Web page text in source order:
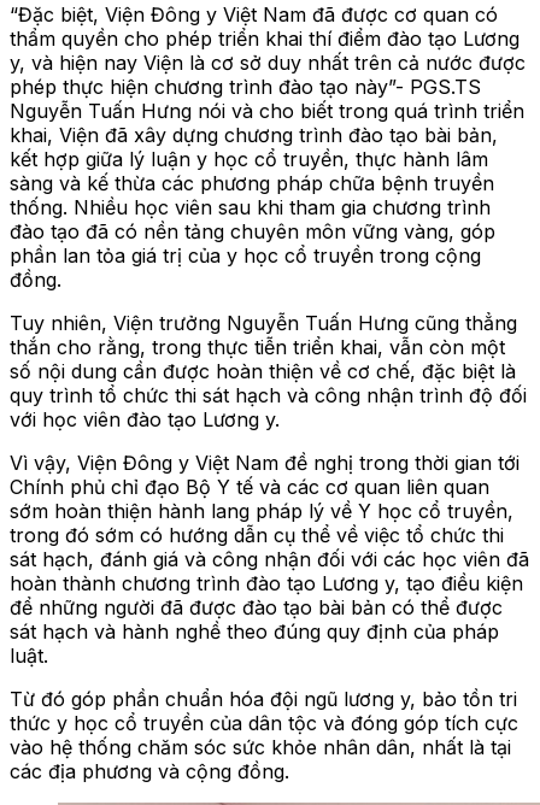
“Đặc biệt, Viện Đông y Việt Nam đã được cơ quan có
thẩm quyền cho phép triển khai thí điểm đào tạo Lương
y, và hiện nay Viện là cơ sở duy nhất trên cả nước được
phép thực hiện chương trình đào tạo này”- PGS.TS
Nguyễn Tuấn Hưng nói và cho biết trong quá trình triển
khai, Viện đã xây dựng chương trình đào tạo bài bản,
kết hợp giữa lý luận y học cổ truyền, thực hành lâm
sàng và kế thừa các phương pháp chữa bệnh truyền
thống. Nhiều học viên sau khi tham gia chương trình
đào tạo đã có nền tảng chuyên môn vững vàng, góp
phần lan tỏa giá trị của y học cổ truyền trong cộng
đồng.
Tuy nhiên, Viện trưởng Nguyễn Tuấn Hưng cũng thẳng
thắn cho rằng, trong thực tiễn triển khai, vẫn còn một
số nội dung cần được hoàn thiện về cơ chế, đặc biệt là
quy trình tổ chức thi sát hạch và công nhận trình độ đối
với học viên đào tạo Lương y.
Vì vậy, Viện Đông y Việt Nam đề nghị trong thời gian tới
Chính phủ chỉ đạo Bộ Y tế và các cơ quan liên quan
sớm hoàn thiện hành lang pháp lý về Y học cổ truyền,
trong đó sớm có hướng dẫn cụ thể về việc tổ chức thi
sát hạch, đánh giá và công nhận đối với các học viên đã
hoàn thành chương trình đào tạo Lương y, tạo điều kiện
để những người đã được đào tạo bài bản có thể được
sát hạch và hành nghề theo đúng quy định của pháp
luật.
Từ đó góp phần chuẩn hóa đội ngũ lương y, bảo tồn tri
thức y học cổ truyền của dân tộc và đóng góp tích cực
vào hệ thống chăm sóc sức khỏe nhân dân, nhất là tại
các địa phương và cộng đồng.